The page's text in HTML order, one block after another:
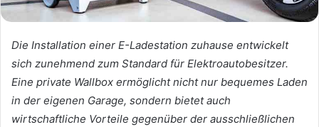
Die Installation einer E-Ladestation zuhause entwickelt
sich zunehmend zum Standard für Elektroautobesitzer.
Eine private Wallbox ermöglicht nicht nur bequemes Laden
in der eigenen Garage, sondern bietet auch
wirtschaftliche Vorteile gegenüber der ausschließlichen